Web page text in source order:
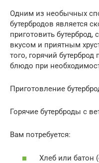
Одним из необычных
бутербродов является
приготовить
вкусом и приятным
того, горячий
блюдо при
Приготовление
Горячие бутерброды с
Вам потребуется:
Хлеб или батон